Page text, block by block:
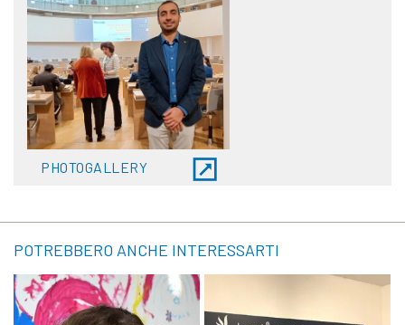
PHOTOGALLERY
POTREBBERO ANCHE INTERESSARTI